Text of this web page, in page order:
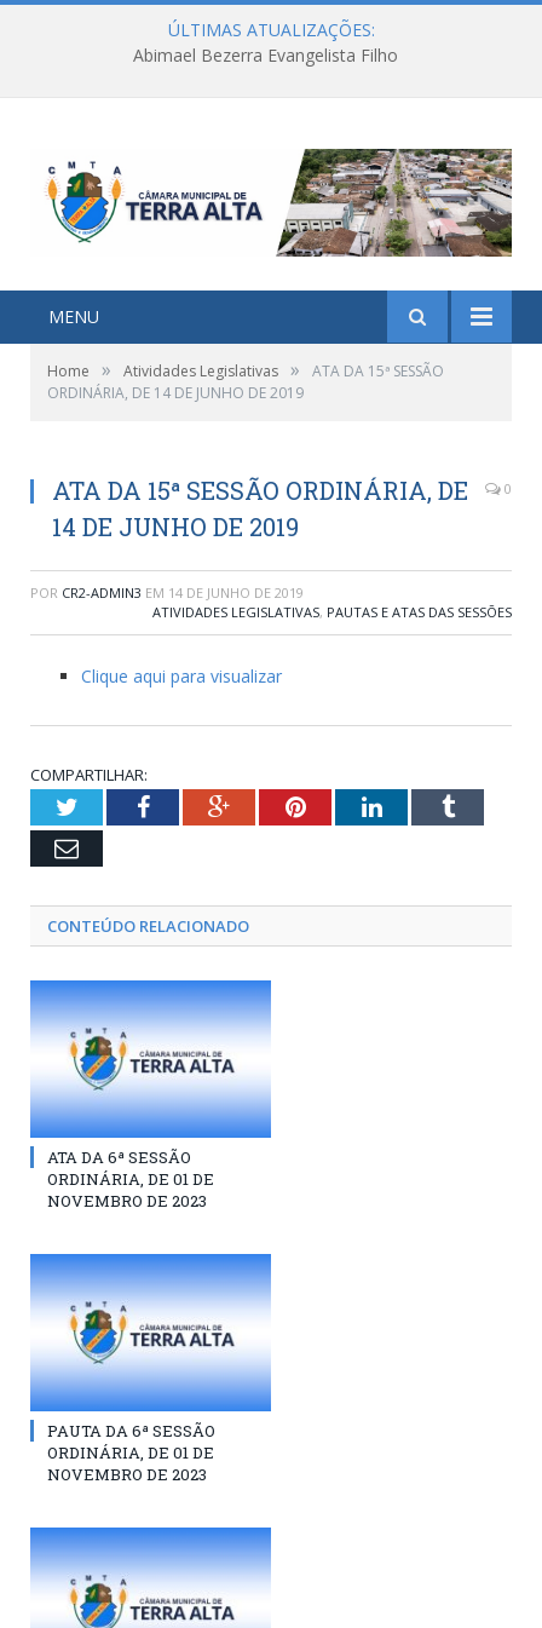
ÚLTIMAS ATUALIZAÇÕES:
Abimael Bezerra Evangelista Filho
MENU
Home » Atividades Legislativas »
ATA DA 15ª SESSÃO
ORDINÁRIA, DE 14 DE JUNHO DE 2019
ATA DA 15ª SESSÃO ORDINÁRIA, DE
14 DE JUNHO DE 2019
0
POR CR2-ADMIN3 EM 14 DE JUNHO DE 2019
ATIVIDADES LEGISLATIVAS, PAUTAS E ATAS DAS SESSÕES
Clique aqui para visualizar
COMPARTILHAR:
TwitterFacebookGoogle+PinterestLinkedInTumblr
Email
CONTEÚDO RELACIONADO
ATA DA 6ª SESSÃO
ORDINÁRIA, DE 01 DE
NOVEMBRO DE 2023
PAUTA DA 6ª SESSÃO
ORDINÁRIA, DE 01 DE
NOVEMBRO DE 2023